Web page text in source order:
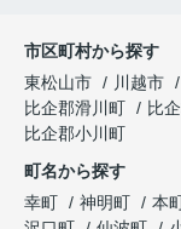
市区町村から探す
東松山市
川越市
比企郡滑川町
比
比企郡小川町
町名から探す
幸町
神明町 本